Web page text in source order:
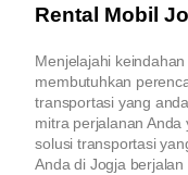
Rental Mobil
Menjelajahi
membutuhkan
transportasi yang
mitra perjalanan
solusi transportasi
Anda di Jogja